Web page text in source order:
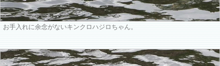
お手入れに余念がないキンクロハジロちゃん。